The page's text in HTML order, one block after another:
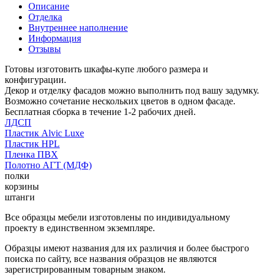
Описание
Отделка
Внутреннее наполнение
Информация
Отзывы
Готовы изготовить шкафы-купе любого размера и
конфигурации.
Декор и отделку фасадов можно выполнить под вашу задумку.
Возможно сочетание нескольких цветов в одном фасаде.
Бесплатная сборка в течение 1-2 рабочих дней.
ЛДСП
Пластик Alvic Luxe
Пластик HPL
Пленка ПВХ
Полотно АГТ (МДФ)
полки
корзины
штанги
Все образцы мебели изготовлены по индивидуальному
проекту в единственном экземпляре.
Образцы имеют названия для их различия и более быстрого
поиска по сайту, все названия образцов не являются
зарегистрированным товарным знаком.